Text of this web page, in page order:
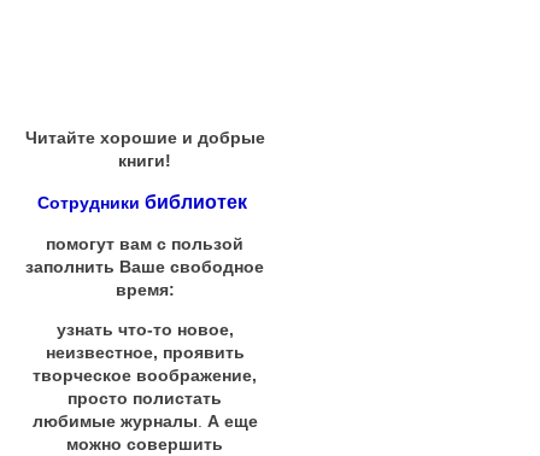
Читайте хорошие и добрые
книги!
Сотрудники библиотек
помогут вам с пользой
заполнить Ваше свободное
время:
узнать что-то новое,
неизвестное, проявить
творческое воображение,
просто полистать
любимые журналы А еще
можно совершить